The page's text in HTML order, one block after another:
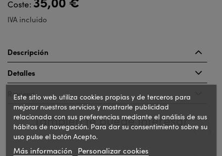
Coste:
IVA incluido
Descripción
Detalles
Reviews
También te puede interesar
Este sitio web utiliza cookies propias y de terceros para
mejorar nuestros servicios y mostrarle publicidad
relacionada con sus preferencias mediante el análisis de sus
hábitos de navegación. Para dar su consentimiento sobre su
uso pulse el botón Acepto.
Más información Personalizar cookies